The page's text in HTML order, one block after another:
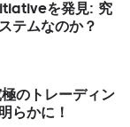
を発見: 究
テムなのか？
のトレーディン
らかに！